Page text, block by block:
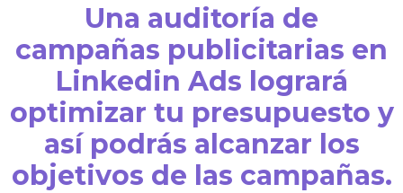
Una auditoría de
campañas publicitarias en
Linkedin Ads logrará
optimizar tu presupuesto y
así podrás alcanzar los
objetivos de las campañas.